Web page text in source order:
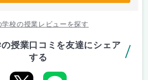
学校の授業レビューを探す
授業口コミを友達にシェア
する